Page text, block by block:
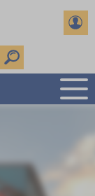
PŘIJÍMAČKY
TERMÍNY
A SEMINÁRKY